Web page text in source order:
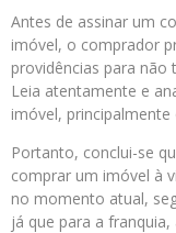
Antes de assinar um
imóvel, o comprador
providências para
Leia atentamente e
imóvel,
Portanto, conclui-se
comprar um imóvel à
no momento atual,
já que para a